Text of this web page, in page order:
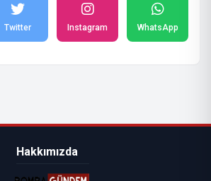
Twitter Instagram WhatsApp
Hakkımızda